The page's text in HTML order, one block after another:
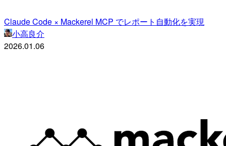
Claude Code × Mackerel MCP でレポート自動化を実現
小高良介
2026.01.06